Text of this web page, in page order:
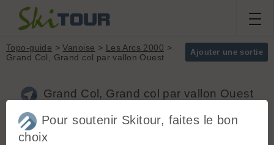
Ajouter une sortie
Topo-guide >Vanoise > Les Arcs 2000 >
Grand Col, Grand col par vallon Ouest
Grand Col, Grand col par vallon Ouest
Pour soutenir Skitour, faites le bon
choix